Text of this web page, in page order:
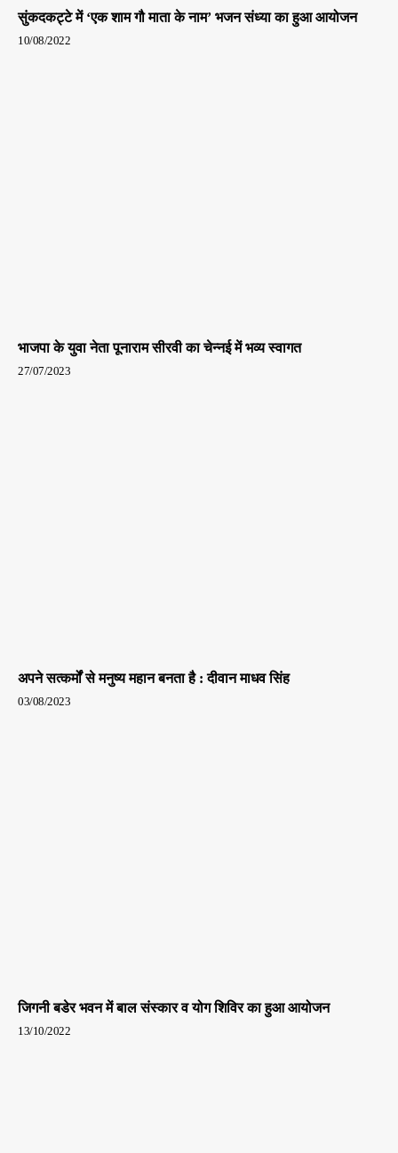
सुंकदकट्टे में ‘एक शाम गौ माता के नाम’ भजन संध्या का हुआ आयोजन
10/08/2022
भाजपा के युवा नेता पूनाराम सीरवी का चेन्नई में भव्य स्वागत
27/07/2023
अपने सत्कर्मों से मनुष्य महान बनता है : दीवान माधव सिंह
03/08/2023
जिगनी बडेर भवन में बाल संस्कार व योग शिविर का हुआ आयोजन
13/10/2022